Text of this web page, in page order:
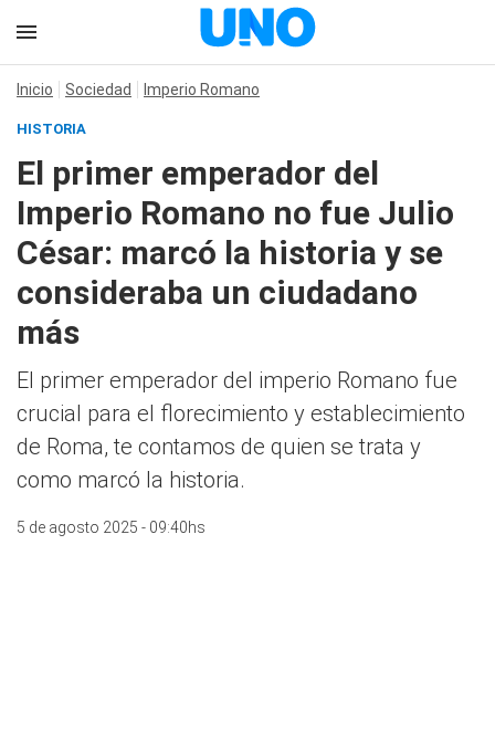
Inicio Sociedad Imperio Romano
HISTORIA
El primer emperador del
Imperio Romano no fue Julio
César: marcó la historia y se
consideraba un ciudadano
más
El primer emperador del imperio Romano fue
crucial para el florecimiento y establecimiento
de Roma, te contamos de quien se trata y
como marcó la historia.
5 de agosto 2025 - 09:40hs